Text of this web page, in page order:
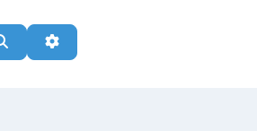
SuchenErweiterte Filter